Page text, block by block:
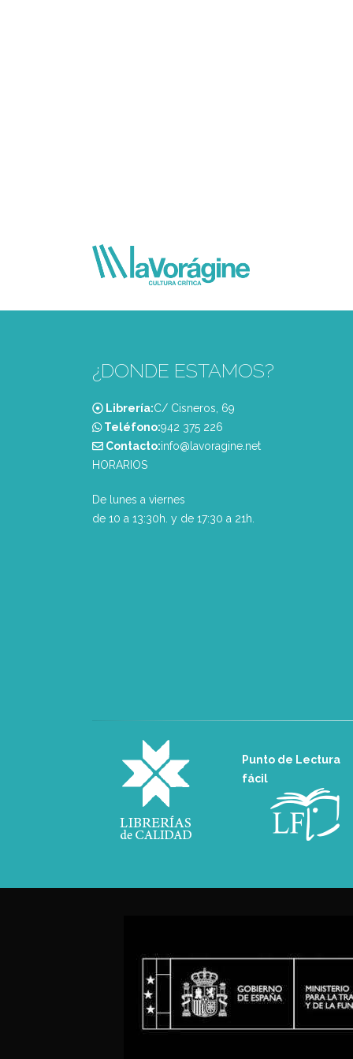
¿DONDE ESTAMOS?
Librería:C/ Cisneros, 69
Teléfono:‭942 375 226‬
Contacto:info@lavoragine.net
HORARIOS
De lunes a viernes
de 10 a 13:30h. y de 17:30 a 21h.
Punto de Lectura
fácil